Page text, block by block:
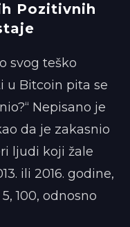
Pozitivnih
svog teško
u Bitcoin pita se
Nepisano je
da je zakasnio
ljudi koji žale
ili 2016. godine,
100, odnosno